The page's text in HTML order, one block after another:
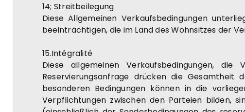
14; Streitbeilegung
Diese Allgemeinen Verkaufsbedingungen
beeinträchtigen, die im Land des Wohnsitzes der
15.Intégralité
Diese allgemeinen Verkaufsbedingungen,
Reservierungsanfrage drücken die
besonderen Bedingungen können in die
Verpflichtungen zwischen den Parteien bilden,